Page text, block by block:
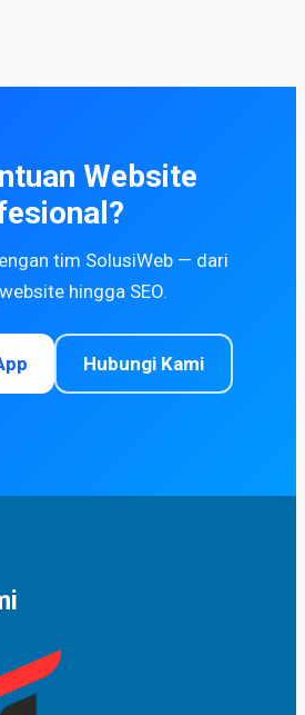
Website
tim SolusiWeb — dari
hingga SEO.
Hubungi Kami